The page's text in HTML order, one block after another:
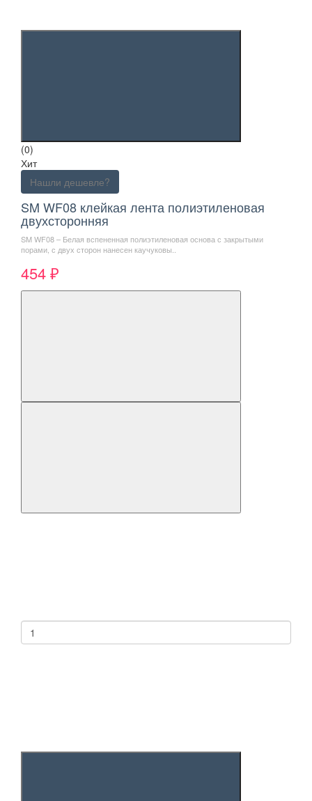
(0)
Хит
Нашли дешевле?
SM WF08 клейкая лента полиэтиленовая
двухсторонняя
SM WF08 – Белая вспененная полиэтиленовая основа с закрытыми
порами, с двух сторон нанесен каучуковы..
454 ₽